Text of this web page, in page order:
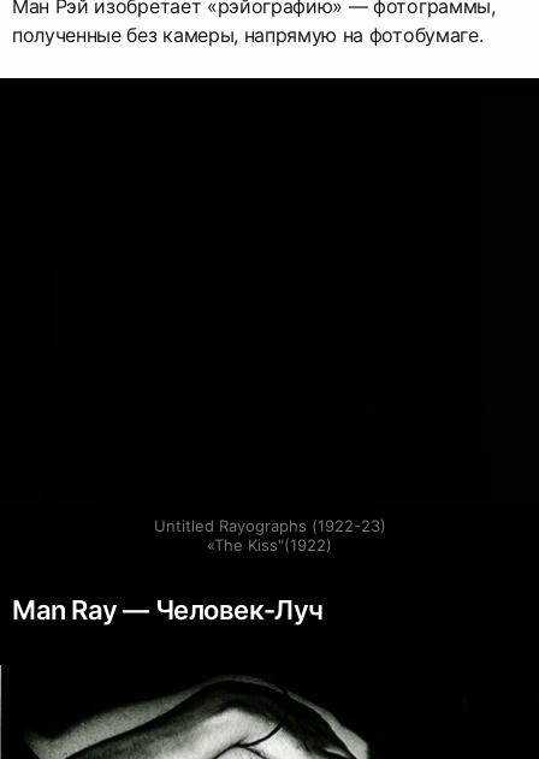
Ман Рэй изобретает «рэйографию» — фотограммы,
полученные без камеры, напрямую на фотобумаге.
Untitled Rayographs (1922-23)
«The Kiss"(1922)
Man Ray — Человек-Луч